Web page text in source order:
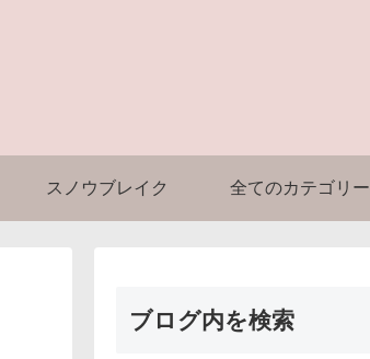
スノウブレイク 全てのカテゴリー
ブログ内を検索